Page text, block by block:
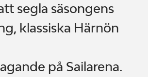
segla säsongens
klassiska Härnön
på Sailarena.